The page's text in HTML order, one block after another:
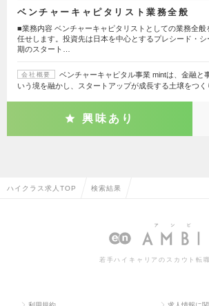
ベンチャーキャピタリスト業務全般
■業務内容 ベンチャーキャピタリストとしての業務全般
任せします。投資先は日本を中心とするプレシード・シ
期のスタート…
会社概要
ベンチャーキャピタル事業 mintは、金融と
いう境を融かし、スタートアップが成長する土壌をつく
興味あり
ハイクラス求人TOP 検索結果
若手ハイキャリアのスカウト転職